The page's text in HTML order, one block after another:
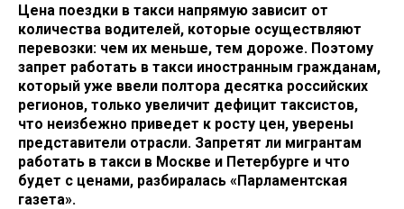
Цена поездки в такси напрямую зависит от
количества водителей, которые осуществляют
перевозки: чем их меньше, тем дороже. Поэтому
запрет работать в такси иностранным гражданам,
который уже ввели полтора десятка российских
регионов, только увеличит дефицит таксистов,
что неизбежно приведет к росту цен, уверены
представители отрасли. Запретят ли мигрантам
работать в такси в Москве и Петербурге и что
будет с ценами, разбиралась «Парламентская
газета».